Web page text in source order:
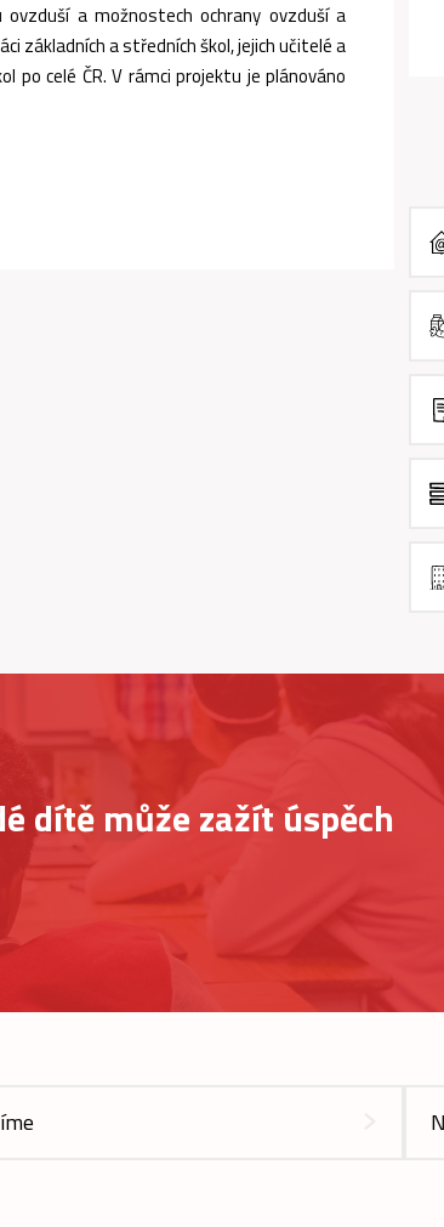
a možnostech ochrany ovzduší a
základních a středních škol, jejich učitelé a
po celé ČR. V rámci projektu je plánováno
dítě může zažít úspěch